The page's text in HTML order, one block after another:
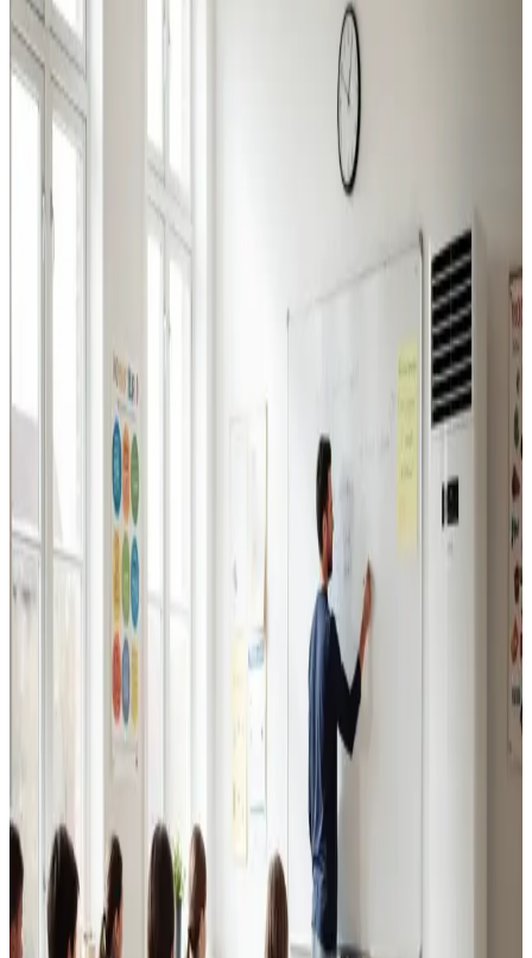
Industriventilation
Ventilation til fabrikker, haller og lagerbygninger i
Tistrup. Professionel dimensionering.